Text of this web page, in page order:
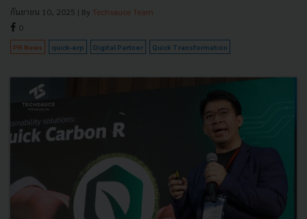
กันยายน 10, 2025 | By Techsauce Team
0
PR News quick-erp Digital Partner Quick Transformation